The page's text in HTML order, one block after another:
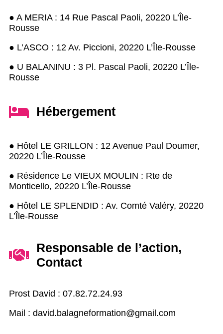
● A MERIA : 14 Rue Pascal Paoli, 20220 L’Île-
Rousse
● L’ASCO : 12 Av. Piccioni, 20220 L’Île-Rousse
● U BALANINU : 3 Pl. Pascal Paoli, 20220 L’Île-
Rousse
Hébergement
● Hôtel LE GRILLON : 12 Avenue Paul Doumer,
20220 L’Île-Rousse
● Résidence Le VIEUX MOULIN : Rte de
Monticello, 20220 L’Île-Rousse
● Hôtel LE SPLENDID : Av. Comté Valéry, 20220
L’Île-Rousse
Responsable de l’action,
Contact
Prost David : 07.82.72.24.93
Mail : david.balagneformation@gmail.com